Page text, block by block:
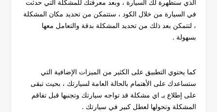
الذي ستظهرة لك السيارة ، وبعد معرفتك للمشكلة التي حدثت
في السيارة من خلال الكود ، ستتمكن من تحديد مكان المشكلة
، لتتمكن بعد ذلك من تحديد المشكلة بدقة والتعامل معها
بسهولة .
كما يحتوي التطبيق على الكثير من الميزات الإضافية التي
ستساعدك على الأهتمام بالحالة العامة لسيارتك ، بحيث تبقى
على إطلاع بـ اي مشكلة قد تواجه سيارتك وتجنبها قبل تفاقم
المشكلة وتحولها لعطل كبير في سيارتك .